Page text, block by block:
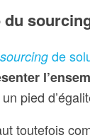
sourcing de
pied
toutefois